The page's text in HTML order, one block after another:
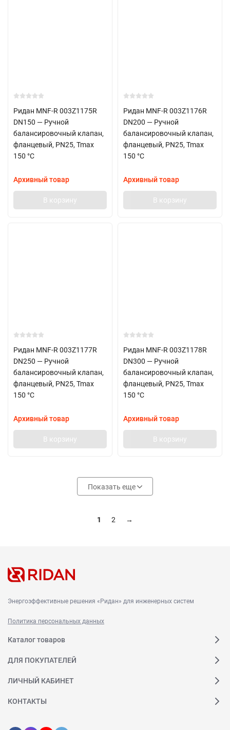
Ридан MNF-R 003Z1175R
DN150 — Ручной
балансировочный клапан,
фланцевый, PN25, Tmax
150 °C
Архивный товар
В корзину
Ридан MNF-R 003Z1176R
DN200 — Ручной
балансировочный клапан,
фланцевый, PN25, Tmax
150 °C
Архивный товар
В корзину
Ридан MNF-R 003Z1177R
DN250 — Ручной
балансировочный клапан,
фланцевый, PN25, Tmax
150 °C
Архивный товар
В корзину
Ридан MNF-R 003Z1178R
DN300 — Ручной
балансировочный клапан,
фланцевый, PN25, Tmax
150 °C
Архивный товар
В корзину
Показать еще
1 2 →
Энергоэффективные решения «Ридан» для инженерных систем
Политика персональных данных
Каталог товаров
ДЛЯ ПОКУПАТЕЛЕЙ
ЛИЧНЫЙ КАБИНЕТ
КОНТАКТЫ